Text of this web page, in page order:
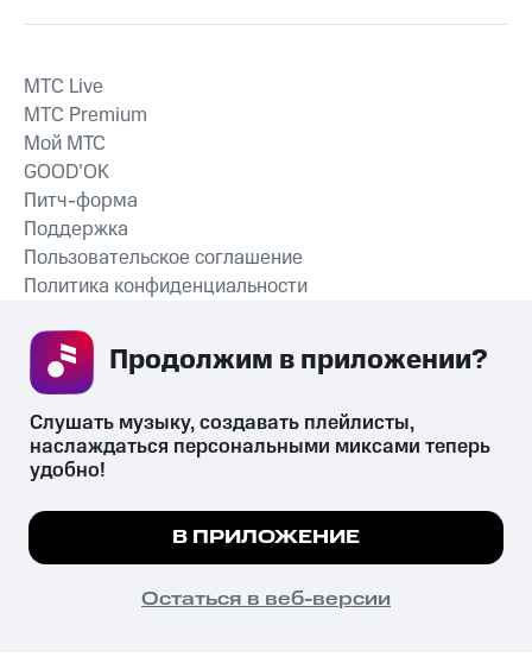
СКАЧАТЬ ПРИЛОЖЕНИЕ
MTС Live
MTС Premium
Мой МТС
GOOD’OK
Питч-форма
Поддержка
Пользовательское соглашение
Политика конфиденциальности
психотропных веществ, их аналогов причиняет вред здоровью,
их незаконный оборот запрещён и влечёт установленную
законодательством ответственность.
© 2026 ООО «КИОН».
Все права защищены
Мы используем куки, чтобы на сайте все
Подробнее
ПОНЯТНО
Слушать музыку, создавать плейлисты,
наслаждаться персональными миксами теперь
удобно!
В ПРИЛОЖЕНИЕ
Остаться в веб-версии